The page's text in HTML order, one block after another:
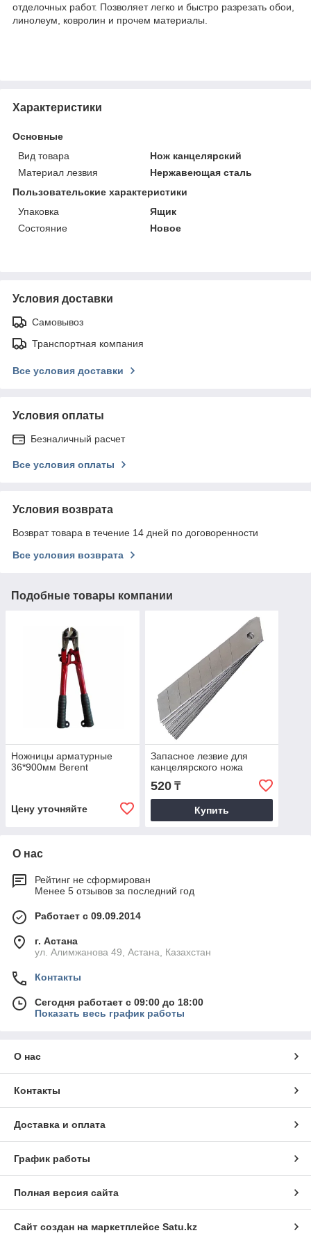
отделочных работ. Позволяет легко и быстро разрезать обои,
линолеум, ковролин и прочем материалы.
Характеристики
Основные
Вид товара
Нож канцелярский
Материал лезвия
Нержавеющая сталь
Пользовательские характеристики
Упаковка
Ящик
Состояние
Новое
Условия доставки
Самовывоз
Транспортная компания
Все условия доставки
Условия оплаты
Безналичный расчет
Все условия оплаты
Условия возврата
Возврат товара в течение 14 дней по договоренности
Все условия возврата
Подобные товары компании
Ножницы арматурные
36*900мм Berent
Цену уточняйте
Запасное лезвие для
канцелярского ножа
520₸
Купить
О нас
Рейтинг не сформирован
Менее 5 отзывов за последний год
Работает с 09.09.2014
г. Астана
ул. Алимжанова 49, Астана, Казахстан
Контакты
Сегодня работает с 09:00 до 18:00
Показать весь график работы
О нас
Контакты
Доставка и оплата
График работы
Полная версия сайта
Сайт создан на маркетплейсе Satu.kz